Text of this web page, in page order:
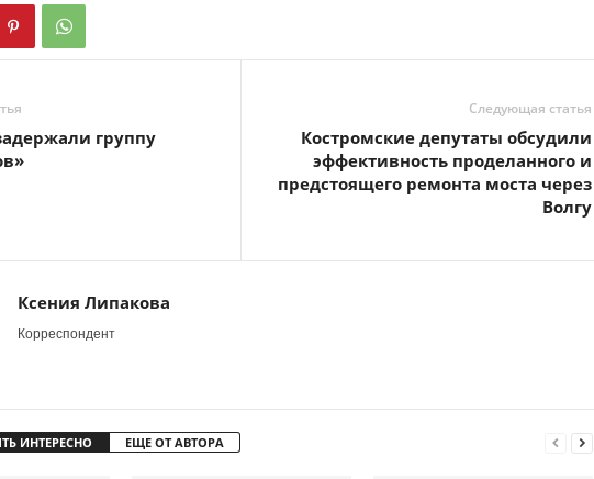
группу
Следующая статья
Костромские депутаты обсудили
эффективность проделанного и
предстоящего ремонта моста через
Волгу
Ксения Липакова
Корреспондент
ИНТЕРЕСНО ЕЩЕ ОТ АВТОРА